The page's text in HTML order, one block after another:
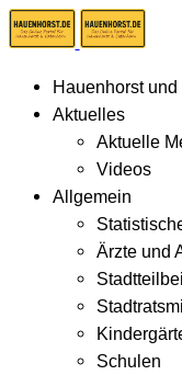
Hauenhorst
Aktuelles
Aktuelle
Videos
Allgemein
Ärzte und
Schulen